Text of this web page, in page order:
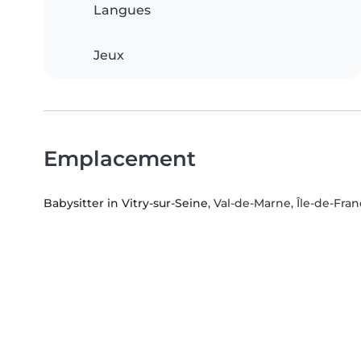
Langues
Jeux
Emplacement
Babysitter in Vitry-sur-Seine, Val-de-Marne, Île-de-